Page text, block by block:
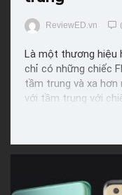
ReviewED.vn
Là một thương hiệu
chỉ có những chiếc
tầm trung và xa hơn
với tầm trung với
sản phẩm tuyệt vời